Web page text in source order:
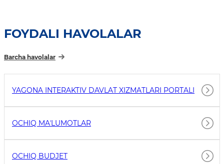
FOYDALI HAVOLALAR
Barcha havolalar
YAGONA INTERAKTIV DAVLAT XIZMATLARI PORTALI
OCHIQ MAʼLUMOTLAR
OCHIQ BUDJET